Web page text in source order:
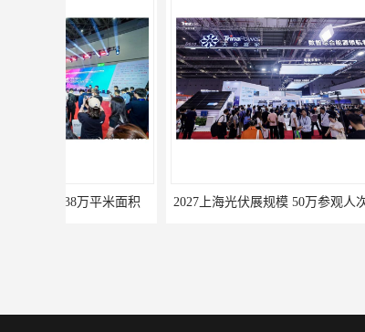
2027上海光伏展规模 50万参观人次